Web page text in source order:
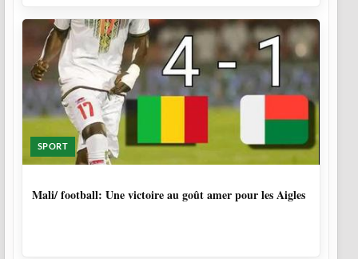
SPORT
Mali/ football: Une victoire au goût amer pour les Aigles